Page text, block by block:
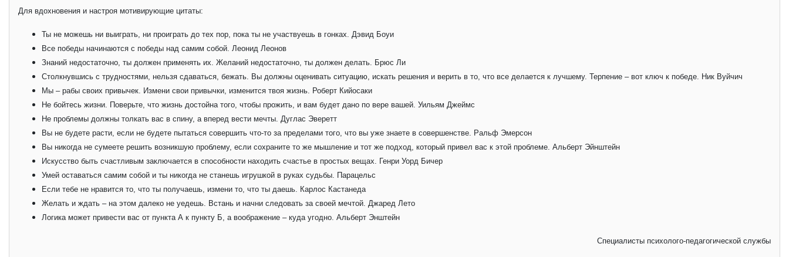
Для вдохновения и настроя мотивирующие цитаты:
Ты не можешь ни выиграть, ни проиграть до тех пор, пока ты не участвуешь в гонках. Дэвид Боуи
Все победы начинаются с победы над самим собой. Леонид Леонов
Знаний недостаточно, ты должен применять их. Желаний недостаточно, ты должен делать. Брюс Ли
Столкнувшись с трудностями, нельзя сдаваться, бежать. Вы должны оценивать ситуацию, искать решения и верить в то, что все делается к лучшему. Терпение – вот ключ к победе. Ник Вуйчич
Мы – рабы своих привычек. Измени свои привычки, изменится твоя жизнь. Роберт Кийосаки
Не бойтесь жизни. Поверьте, что жизнь достойна того, чтобы прожить, и вам будет дано по вере вашей. Уильям Джеймс
Не проблемы должны толкать вас в спину, а вперед вести мечты. Дуглас Эверетт
Вы не будете расти, если не будете пытаться совершить что-то за пределами того, что вы уже знаете в совершенстве. Ральф Эмерсон
Вы никогда не сумеете решить возникшую проблему, если сохраните то же мышление и тот же подход, который привел вас к этой проблеме. Альберт Эйнштейн
Искусство быть счастливым заключается в способности находить счастье в простых вещах. Генри Уорд Бичер
Умей оставаться самим собой и ты никогда не станешь игрушкой в руках судьбы. Парацельс
Если тебе не нравится то, что ты получаешь, измени то, что ты даешь. Карлос Кастанеда
Желать и ждать – на этом далеко не уедешь. Встань и начни следовать за своей мечтой. Джаред Лето
Логика может привести вас от пункта А к пункту Б, а воображение – куда угодно. Альберт Энштейн
Специалисты психолого-педагогической службы